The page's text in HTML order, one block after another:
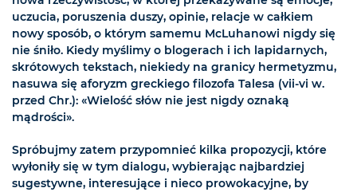
uczucia, poruszenia duszy, opinie, relacje w całkiem
nowy sposób, o którym samemu McLuhanowi nigdy się
nie śniło. Kiedy myślimy o blogerach i ich lapidarnych,
skrótowych tekstach, niekiedy na granicy hermetyzmu,
nasuwa się aforyzm greckiego filozofa Talesa (vii-vi w.
przed Chr.): «Wielość słów nie jest nigdy oznaką
mądrości».
Spróbujmy zatem przypomnieć kilka propozycji, które
wyłoniły się w tym dialogu, wybierając najbardziej
sugestywne, interesujące i nieco prowokacyjne, by